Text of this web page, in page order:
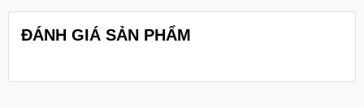
ĐÁNH GIÁ SẢN PHẨM